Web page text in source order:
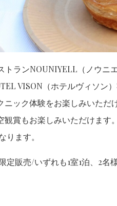
トランNOUNIYELL（ノウニ
VISON（ホテルヴィソン
ニック体験をお楽しみいた
観賞もお楽しみいただけます
ります。
販売/いずれも1室1泊、2名